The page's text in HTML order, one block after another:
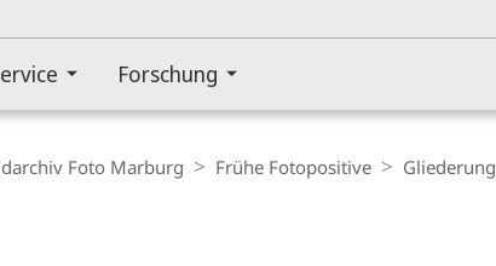
Forschung
Foto Marburg Frühe Fotopositive Gliederung